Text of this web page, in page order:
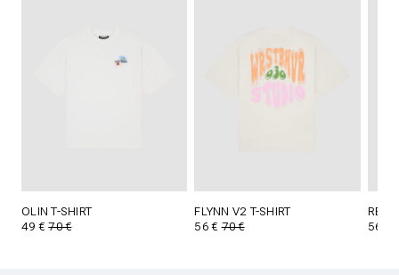
OLIN T-SHIRT
49 €70 €
FLYNN V2 T-SHIRT
56 €70 €
56 €